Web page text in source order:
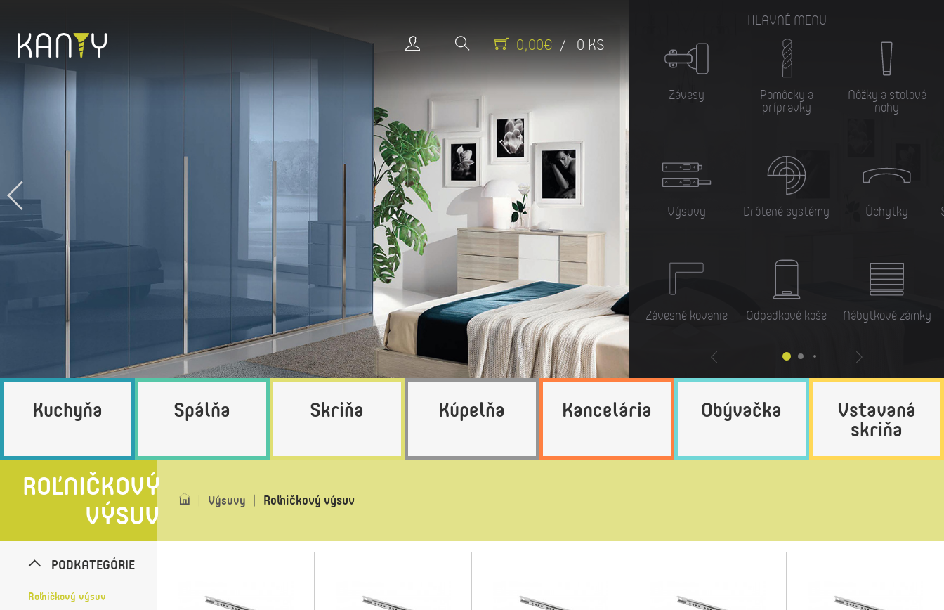
0,00€ / 0 KS
HLAVNÉ MENU
Závesy
Výsuvy
Závesné kovanie
Pomôcky a
prípravky
Drôtené systémy
Odpadkové koše
Nôžky a stolové
nohy
Úchytky
Nábytkové zámky
Kuchyňa Spálňa Skriňa Kúpelňa Kancelária Obývačka Vstavaná
skriňa
ROĽNIČKOVÝ
VÝSUV
Výsuvy Roľničkový výsuv
PODKATEGÓRIE
Roľničkový výsuv